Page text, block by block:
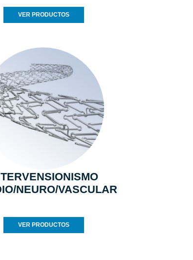
VER PRODUCTOS
NEURO/VASCULAR
VER PRODUCTOS